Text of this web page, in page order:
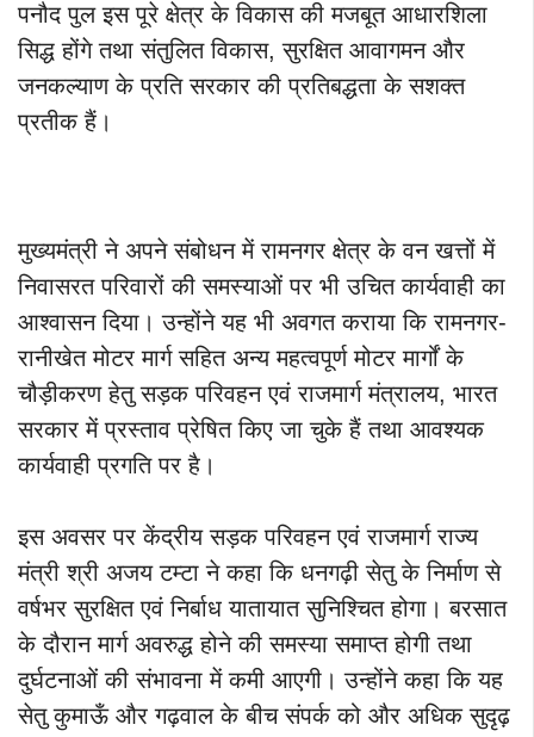
पनौद पुल इस पूरे क्षेत्र के विकास की मजबूत आधारशिला
सिद्ध होंगे तथा संतुलित विकास, सुरक्षित आवागमन और
जनकल्याण के प्रति सरकार की प्रतिबद्धता के सशक्त
प्रतीक हैं।
मुख्यमंत्री ने अपने संबोधन में रामनगर क्षेत्र के वन खत्तों में
निवासरत परिवारों की समस्याओं पर भी उचित कार्यवाही का
आश्वासन दिया। उन्होंने यह भी अवगत कराया कि रामनगर-
रानीखेत मोटर मार्ग सहित अन्य महत्वपूर्ण मोटर मार्गों के
चौड़ीकरण हेतु सड़क परिवहन एवं राजमार्ग मंत्रालय, भारत
सरकार में प्रस्ताव प्रेषित किए जा चुके हैं तथा आवश्यक
कार्यवाही प्रगति पर है।
इस अवसर पर केंद्रीय सड़क परिवहन एवं राजमार्ग राज्य
मंत्री श्री अजय टम्टा ने कहा कि धनगढ़ी सेतु के निर्माण से
वर्षभर सुरक्षित एवं निर्बाध यातायात सुनिश्चित होगा। बरसात
के दौरान मार्ग अवरुद्ध होने की समस्या समाप्त होगी तथा
दुर्घटनाओं की संभावना में कमी आएगी। उन्होंने कहा कि यह
सेतु कुमाऊँ और गढ़वाल के बीच संपर्क को और अधिक सुदृढ़